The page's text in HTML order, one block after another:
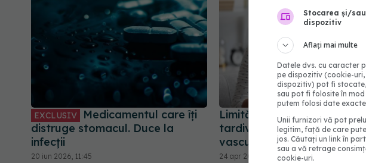
EXCLUSIV
Medicamentul care îți
distruge stomacul. Duce la
infecții
20 iun 2026, 11:45
Limitările terapiei hormonale
tardive. Riscuri oncologice
vasculare, conform noilor
24 apr 2026, 18:25
Stocarea și/
dispozitiv
Aflați mai multe
Datele dvs. cu caracter
pe dispozitiv (cookie-
dispozitiv) pot fi
sau pot fi folosite în
putem folosi date
Unii furnizori vă pot
legitim, față de care
jos. Căutați un link în
sau a vă retrage
cookie-uri.